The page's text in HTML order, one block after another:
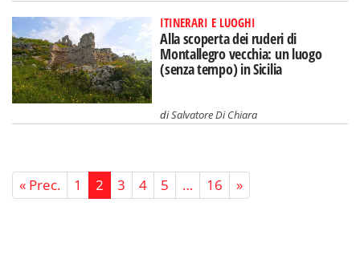
ITINERARI E LUOGHI
Alla scoperta dei ruderi di
Montallegro vecchia: un luogo
(senza tempo) in Sicilia
diSalvatore Di Chiara
« Prec. 1 2 3 4 5 … 16 »